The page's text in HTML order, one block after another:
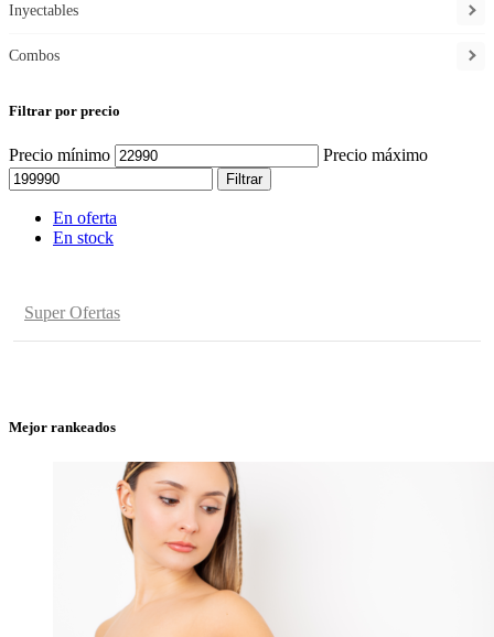
Inyectables
Combos
Filtrar por precio
Precio mínimo Precio máximo
Filtrar
En oferta
En stock
Super Ofertas
Mejor rankeados